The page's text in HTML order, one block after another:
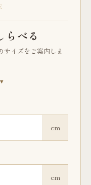
らべる
サイズをご案内しま
cm
cm